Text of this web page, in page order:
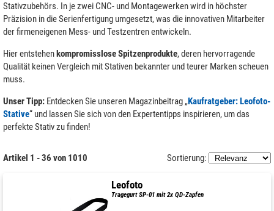
Stativzubehörs. In je zwei CNC- und Montagewerken wird in höchster
Präzision in die Serienfertigung umgesetzt, was die innovativen Mitarbeiter
der firmeneigenen Mess- und Testzentren entwickeln.
Hier entstehenkompromisslose Spitzenprodukte, deren hervorragende
Qualität keinen Vergleich mit Stativen bekannter und teurer Marken scheuen
muss.
Unser Tipp: Entdecken Sie unseren Magazinbeitrag „Kaufratgeber: Leofoto-
Stative“ und lassen Sie sich von den Expertentipps inspirieren, um das
perfekte Stativ zu finden!
Artikel 1 - 36 von 1010 Sortierung:
Leofoto
Tragegurt SP-01 mit 2x QD-Zapfen